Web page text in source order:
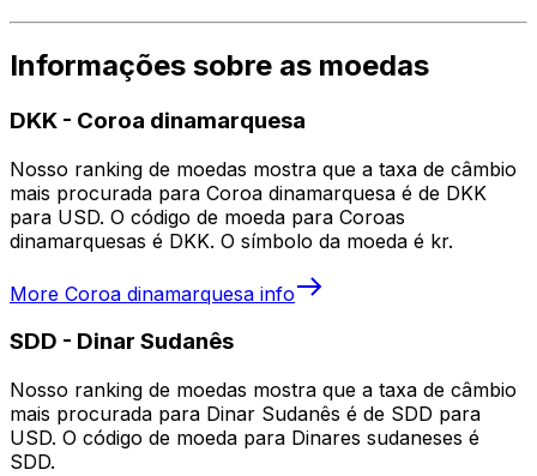
Informações sobre as moedas
DKK - Coroa dinamarquesa
Nosso ranking de moedas mostra que a taxa de câmbio
mais procurada para Coroa dinamarquesa é de DKK
para USD. O código de moeda para Coroas
dinamarquesas é DKK. O símbolo da moeda é kr.
More Coroa dinamarquesa info
SDD - Dinar Sudanês
Nosso ranking de moedas mostra que a taxa de câmbio
mais procurada para Dinar Sudanês é de SDD para
USD. O código de moeda para Dinares sudaneses é
SDD.